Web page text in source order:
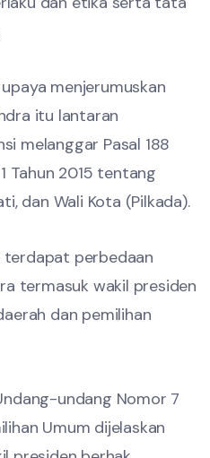
menjerumuskan
itu lantaran
melanggar Pasal 188
Tahun 2015 tentang
dan Wali Kota (Pilkada).
terdapat perbedaan
termasuk wakil presiden
dan pemilihan
undang Nomor 7
Umum dijelaskan